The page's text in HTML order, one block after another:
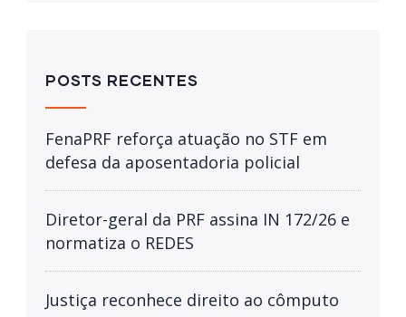
POSTS RECENTES
FenaPRF reforça atuação no STF em
defesa da aposentadoria policial
Diretor-geral da PRF assina IN 172/26 e
normatiza o REDES
Justiça reconhece direito ao cômputo